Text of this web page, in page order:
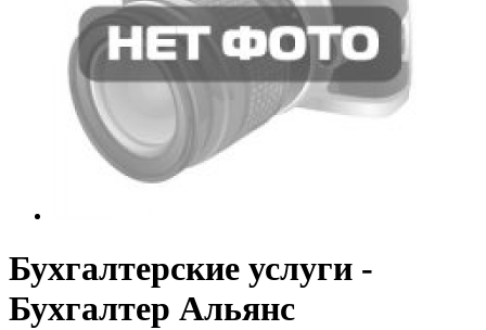
Бухгалтерские услуги -
Бухгалтер Альянс